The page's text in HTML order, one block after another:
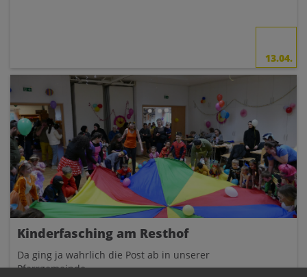
13.04.
Kinderfasching am Resthof
Da ging ja wahrlich die Post ab in unserer
Pfarrgemeinde